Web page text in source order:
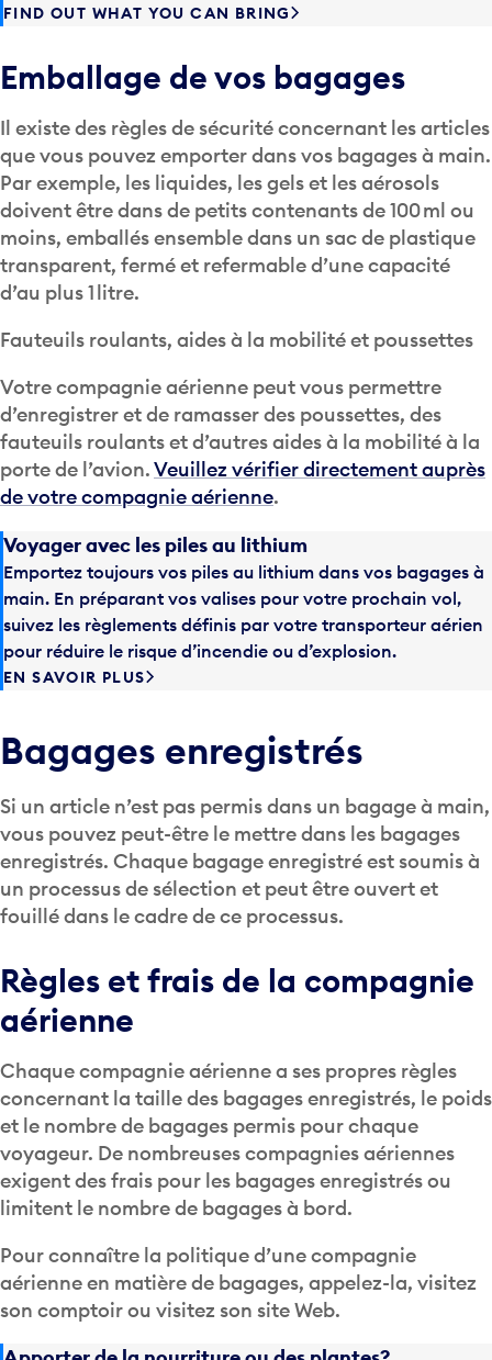
FIND OUT WHAT YOU CAN BRING
Emballage de vos bagages
Il existe des règles de sécurité concernant les articles
que vous pouvez emporter dans vos bagages à main.
Par exemple, les liquides, les gels et les aérosols
doivent être dans de petits contenants de 100 ml ou
moins, emballés ensemble dans un sac de plastique
transparent, fermé et refermable d’une capacité
d’au plus 1 litre.
Fauteuils roulants, aides à la mobilité et poussettes
Votre compagnie aérienne peut vous permettre
d’enregistrer et de ramasser des poussettes, des
fauteuils roulants et d’autres aides à la mobilité à la
porte de l’avion.Veuillez vérifier directement auprès
de votre compagnie aérienne.
Voyager avec les piles au lithium
Emportez toujours vos piles au lithium dans vos bagages à
main. En préparant vos valises pour votre prochain vol,
suivez les règlements définis par votre transporteur aérien
pour réduire le risque d’incendie ou d’explosion.
EN SAVOIR PLUS
Bagages enregistrés
Si un article n’est pas permis dans un bagage à main,
vous pouvez peut-être le mettre dans les bagages
enregistrés. Chaque bagage enregistré est soumis à
un processus de sélection et peut être ouvert et
fouillé dans le cadre de ce processus.
Règles et frais de la compagnie
aérienne
Chaque compagnie aérienne a ses propres règles
concernant la taille des bagages enregistrés, le poids
et le nombre de bagages permis pour chaque
voyageur. De nombreuses compagnies aériennes
exigent des frais pour les bagages enregistrés ou
limitent le nombre de bagages à bord.
Pour connaître la politique d’une compagnie
aérienne en matière de bagages, appelez-la, visitez
son comptoir ou visitez son site Web.